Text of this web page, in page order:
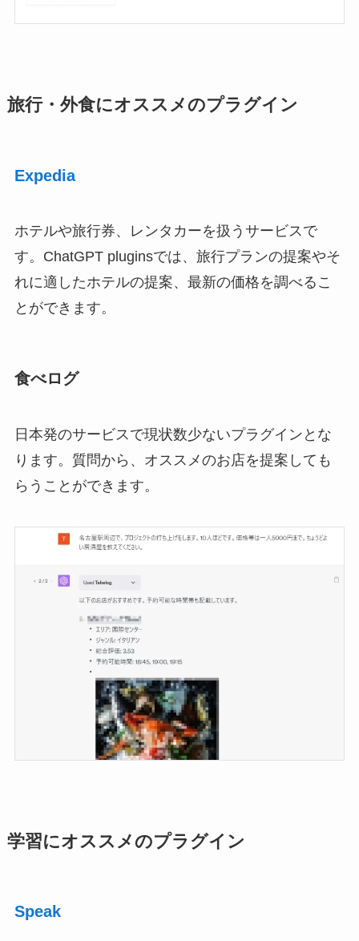
旅行・外食にオススメのプラグイン
Expedia
ホテルや旅行券、レンタカーを扱うサービスで
す。ChatGPT pluginsでは、旅行プランの提案やそ
れに適したホテルの提案、最新の価格を調べるこ
とができます。
食べログ
日本発のサービスで現状数少ないプラグインとな
ります。質問から、オススメのお店を提案しても
らうことができます。
学習にオススメのプラグイン
Speak